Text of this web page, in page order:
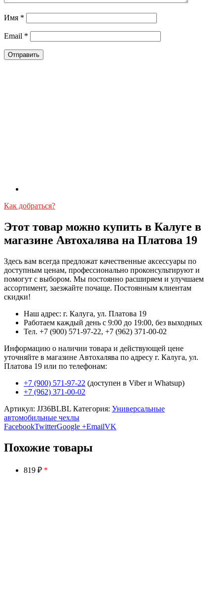
Имя *
Email *
Как добраться?
Этот товар можно купить в Калуге в
магазине Автохалява на Платова 19
Здесь вам всегда предложат качественные аксессуары по
доступным ценам, профессионально проконсультируют и
помогут с выбором. Мы постоянно расширяем и улучшаем
ассортимент, заезжайте почаще. Постоянным клиентам
скидки!
Наш адрес: г. Калуга, ул. Платова 19
Работаем каждый день с 9:00 до 19:00, без выходных
Тел. +7 (900) 571-97-22, +7 (962) 371-00-02
Информацию о наличии товара и действующей цене
уточняйте в магазине Автохалява по адресу г. Калуга, ул.
Платова 19 или по телефонам:
+7 (900) 571-97-22 (доступен в Viber и Whatsup)
+7 (962) 371-00-02
Артикул: JJ36BLBL Категория: Универсальные
автомобильные чехлы
FacebookTwitterGoogle +EmailVK
Похожие товары
819 ₽ *